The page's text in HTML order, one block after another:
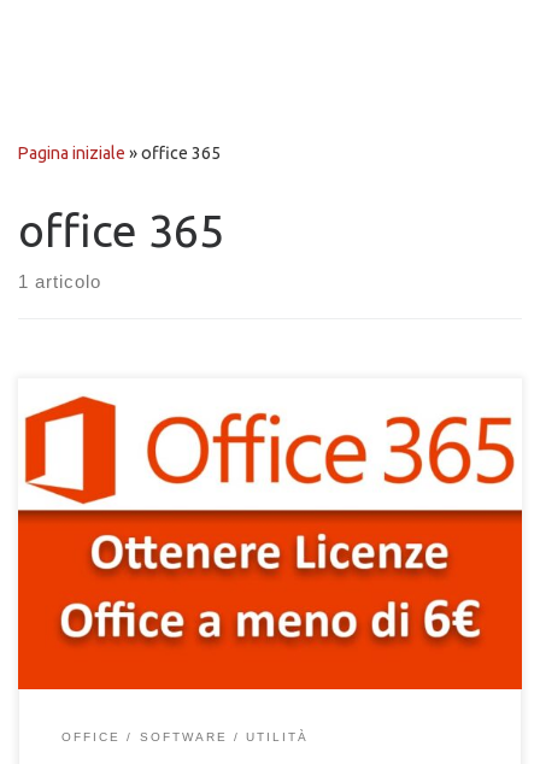
Pagina iniziale »office 365
office 365
1 articolo
Scopri come poter ottenere una licenza ufficiale a vita di
Microsoft Office 365, totalmente legale e licenza digitale
ufficiale, a 6€ o molto meno!
OFFICE SOFTWARE UTILITÀ